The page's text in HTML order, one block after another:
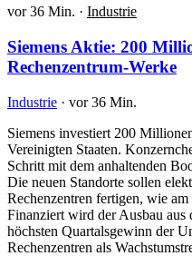
vor 36 Min. · Industrie
Siemens Aktie: 200
Rechenzentrum-Werke
Industrie · vor 36 Min.
Siemens investiert 200
Vereinigten Staaten.
Schritt mit dem anhaltenden
Die neuen Standorte sollen
Rechenzentren fertigen, wie
Finanziert wird der Ausbau aus
höchsten Quartalsgewinn der
Rechenzentren als